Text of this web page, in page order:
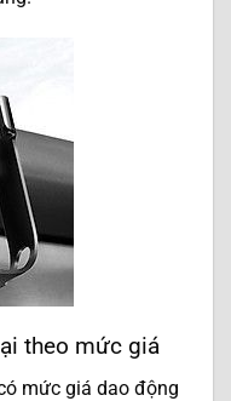
theo mức giá
mức giá dao động